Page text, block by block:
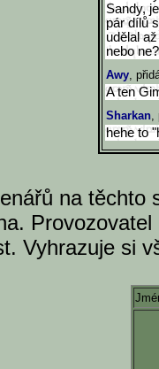
Sandy,
pár dílů
udělal
nebo ne?
Awy,
A ten
Sharkan,
hehe to
na těchto
Vyhrazuje si